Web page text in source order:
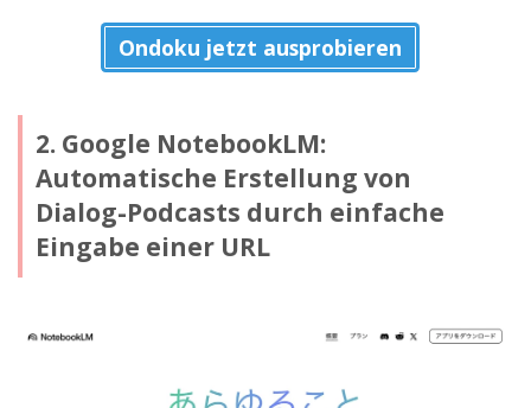
Ondoku jetzt ausprobieren
2. Google NotebookLM:
Automatische Erstellung von
Dialog-Podcasts durch einfache
Eingabe einer URL